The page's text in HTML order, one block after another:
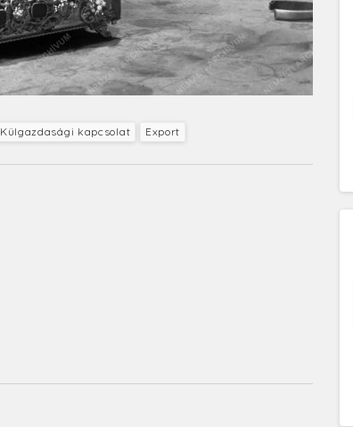
Külgazdasági kapcsolat Export